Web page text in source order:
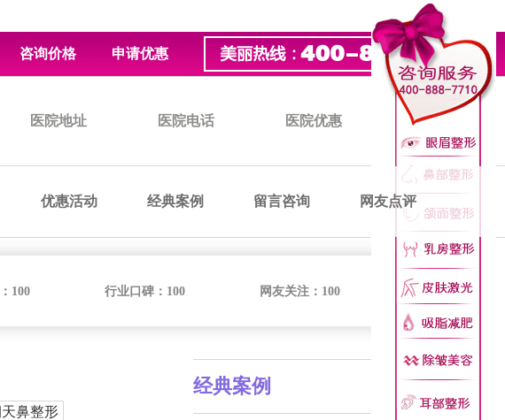
咨询价格 申请优惠
医院地址 医院电话 医院优惠 医院价格
优惠活动 经典案例 留言咨询 网友点评
100 行业口碑： 100 网友关注： 100
鼻整形
经典案例